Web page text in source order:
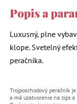
Popis a
Luxusný, plne
klope. Svetelný
peračníka.
Trojposchodový peračník
a má uzatvorenie na zips a